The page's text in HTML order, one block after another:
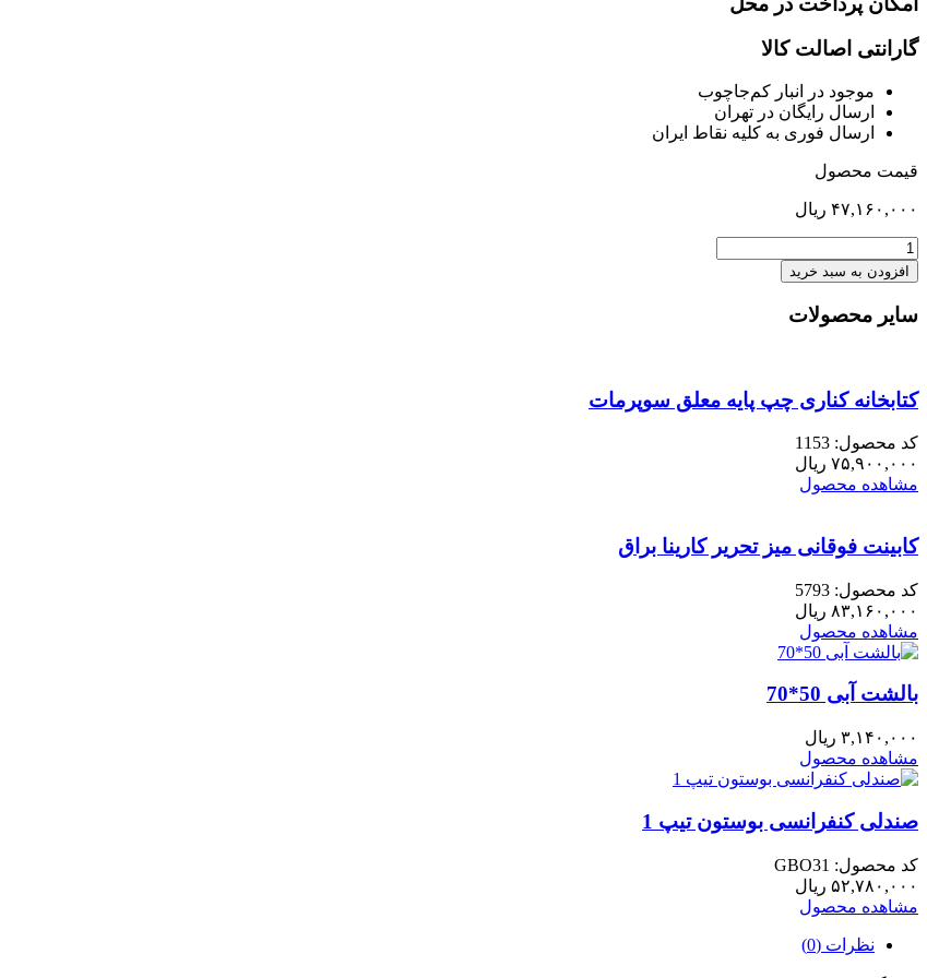
گارانتی اصالت کالا
موجود در انبار کم‌‌جاچوب
ارسال رایگان در تهران
ارسال فوری به کلیه نقاط ایران
قیمت محصول
۴۷,۱۶۰,۰۰۰ ریال
صندلی
کنفرانسی
پیرامید
عدد
افزودن به سبد خرید
سایر محصولات
کتابخانه کناری چپ پایه معلق سوپرمات
کد محصول: 1153
۷۵,۹۰۰,۰۰۰ ریال
مشاهده محصول
کابینت فوقانی میز تحریر کارینا براق
کد محصول: 5793
۸۳,۱۶۰,۰۰۰ ریال
مشاهده محصول
بالشت آبی 50*70
۳,۱۴۰,۰۰۰ ریال
مشاهده محصول
صندلی کنفرانسی بوستون تیپ 1
کد محصول: GBO31
۵۲,۷۸۰,۰۰۰ ریال
مشاهده محصول
نظرات (0)